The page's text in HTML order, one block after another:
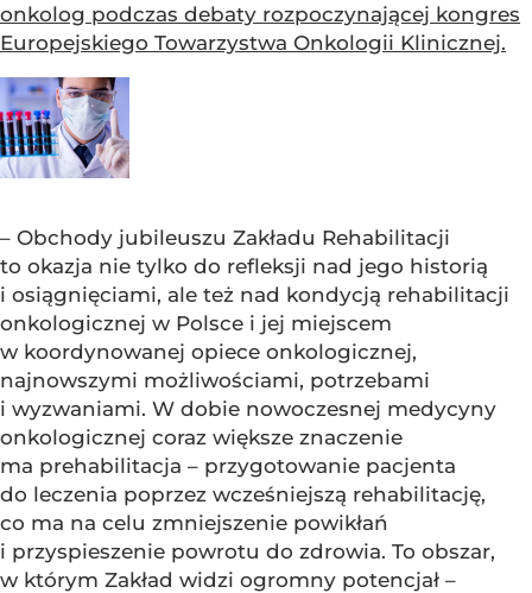
onkolog podczas debaty rozpoczynającej kongres
Europejskiego Towarzystwa Onkologii Klinicznej.
– Obchody jubileuszu Zakładu Rehabilitacji
to okazja nie tylko do refleksji nad jego historią
i osiągnięciami, ale też nad kondycją rehabilitacji
onkologicznej w Polsce i jej miejscem
w koordynowanej opiece onkologicznej,
najnowszymi możliwościami, potrzebami
i wyzwaniami. W dobie nowoczesnej medycyny
onkologicznej coraz większe znaczenie
ma prehabilitacja – przygotowanie pacjenta
do leczenia poprzez wcześniejszą rehabilitację,
co ma na celu zmniejszenie powikłań
i przyspieszenie powrotu do zdrowia. To obszar,
w którym Zakład widzi ogromny potencjał –